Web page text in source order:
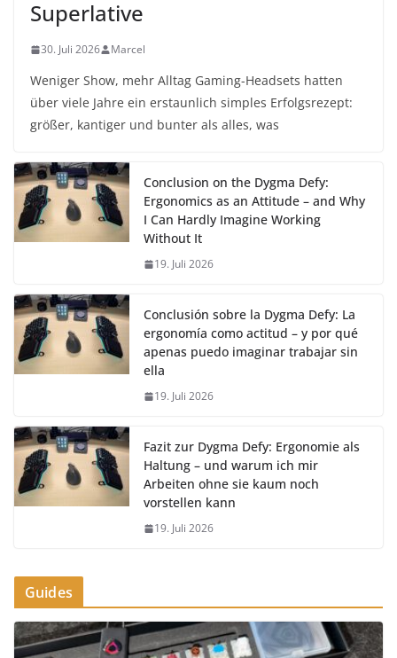
Superlative
30. Juli 2026 Marcel
Weniger Show, mehr Alltag Gaming-Headsets hatten
über viele Jahre ein erstaunlich simples Erfolgsrezept:
größer, kantiger und bunter als alles, was
Conclusion on the Dygma Defy:
Ergonomics as an Attitude – and Why
I Can Hardly Imagine Working
Without It
19. Juli 2026
Conclusión sobre la Dygma Defy: La
ergonomía como actitud – y por qué
apenas puedo imaginar trabajar sin
ella
19. Juli 2026
Fazit zur Dygma Defy: Ergonomie als
Haltung – und warum ich mir
Arbeiten ohne sie kaum noch
vorstellen kann
19. Juli 2026
Guides